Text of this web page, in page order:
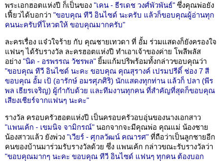
พระเอกฮอตแห่งปี ก็เป็นของ "เคน - ธีรเดช วงศ์พัวพันธ์" ซึ่งคุณพ่อยัง
เฟี้ยวได้บอกว่า "ขอบคุณ ทีวี อินไซด์ นะครับ แล้วก็ขอบคุณผู้อ่านทุก
คนนะครับที่โหวตให้ ขอบคุณมากครับ"
ละครเรื่อง แจ๋วใจร้าย กับ คุณชายเทวดา ที่ อั้ม ร่วมแสดงก็ยังครองใจ
แฟนๆ ได้รับรางวัล ละครฮอตแห่งปี ทำเอาเจ้าของค่าย โพลีพลัส
อย่าง "นิด - อรพรรณ วัชรพล" ยิ้มแก้มปริพร้อมทั้งกล่าวขอบคุณว่า
"ขอบคุณ ทีวี อินไซด์ นะคะ ขอบคุณ คุณสุรางค์ เปรมปรีดิ์ ช่อง 7 สี
ขอบคุณ อั้ม เป้ (อารักษ์ อมรศุภศิริ) นักแสดงทุกท่าน แล้วก็ ปลา (พีร
พล เธียรเจริญ) ผู้กำกับด้วย และทีมงานทุกคน ที่สำคัญที่สุดก็ขอบคุณ
เสียงเชียร์จากแฟนๆ นะคะ"
รางวัล ครอบครัวฮอตแห่งปี เป็นครอบครัวอบอุ่นของนางเอกสาว
"แพนเค้ก - เขมนิจ จามิกรณ์" นอกจากจะมีคุณพ่อ คุณแม่ น้องชาย
น้องสาวแล้ว ยังพ่วง "เวียร์ - ศุกลวัฒน์ คณารศ" ที่ถือว่าเป็นลูกชายอีก
คนของบ้านมาร่วมรับรางวัลด้วย ซึ่ง แพนเค้ก กล่าวขณะรับรางวัลว่า
"ขอบคุณมากๆ นะคะ ขอบคุณ ทีวี อินไซด์ แฟนๆ ทุกคน ต้องบอก